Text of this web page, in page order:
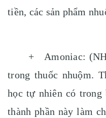
tiền, các sản phẩm
+ Amoniac:
trong thuốc nhuộm.
học tự nhiên có trong
thành phần này làm